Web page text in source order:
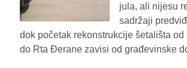
jula, ali nijesu
sadržaji
dok početak rekonstrukcije šetališta
do Rta Đerane zavisi od građevinske